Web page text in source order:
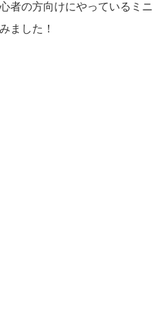
者の方向けにやっているミニ
ました！